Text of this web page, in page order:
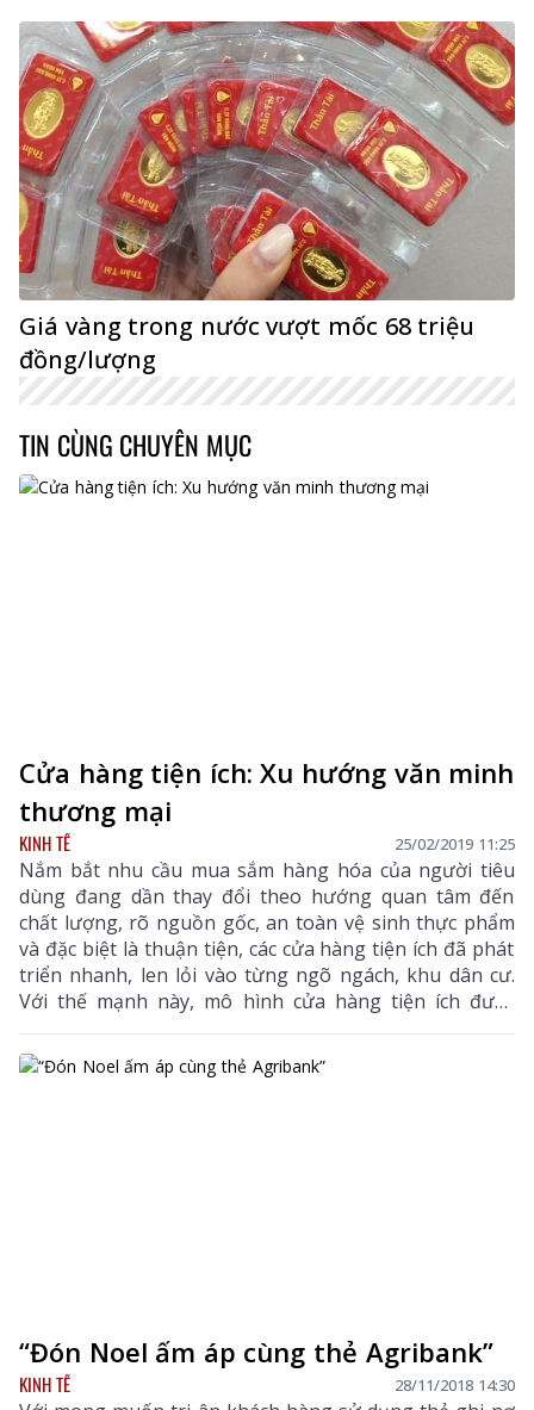
Giá vàng trong nước vượt mốc 68 triệu
đồng/lượng
TIN CÙNG CHUYÊN MỤC
Cửa hàng tiện ích: Xu hướng văn minh
thương mại
KINH TẾ 25/02/2019 11:25
Nắm bắt nhu cầu mua sắm hàng hóa của người tiêu
dùng đang dần thay đổi theo hướng quan tâm đến
chất lượng, rõ nguồn gốc, an toàn vệ sinh thực phẩm
và đặc biệt là thuận tiện, các cửa hàng tiện ích đã phát
triển nhanh, len lỏi vào từng ngõ ngách, khu dân cư.
Với thế mạnh này, mô hình cửa hàng tiện ích được
đánh giá là một xu hướng văn minh thương mại, ngày
càng chiếm ưu thế so với kênh bán lẻ truyền thống
như chợ, siêu thị tại Việt Nam.
“Đón Noel ấm áp cùng thẻ Agribank”
KINH TẾ 28/11/2018 14:30